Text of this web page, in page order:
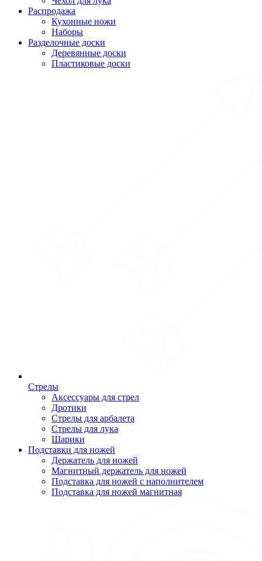
Распродажа
Кухонные ножи
Наборы
Разделочные доски
Деревянные доски
Пластиковые доски
Стрелы
Аксессуары для стрел
Дротики
Стрелы для арбалета
Стрелы для лука
Шарики
Подставки для ножей
Держатель для ножей
Магнитный держатель для ножей
Подставка для ножей с наполнителем
Подставка для ножей магнитная